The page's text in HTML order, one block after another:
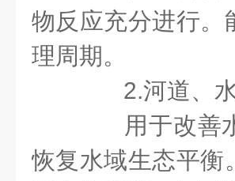
物反应充分进行。
理周期。
2.河道、水
用于改善水
恢复水域生态平衡